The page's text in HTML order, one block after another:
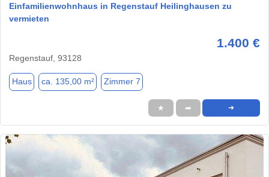
Einfamilienwohnhaus in Regenstauf Heilinghausen zu
vermieten
1.400 €
Regenstauf, 93128
Haus ca. 135,00 m² Zimmer 7
★ ➦ ➜